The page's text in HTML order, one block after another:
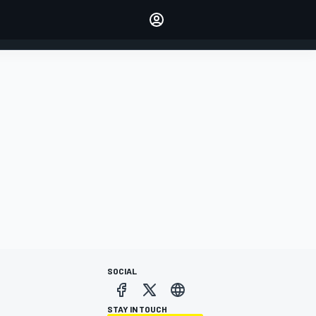
ACCEDI
SOCIAL
STAY IN TOUCH